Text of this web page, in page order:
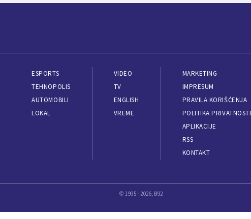
ESPORTS
TEHNOPOLIS
AUTOMOBILI
LOKAL
VIDEO
TV
ENGLISH
VREME
MARKETING
IMPRESUM
PRAVILA KORIŠĆENJA
POLITIKA PRIVATNOSTI
APLIKACIJE
RSS
KONTAKT
© 1995 - 2026, B92